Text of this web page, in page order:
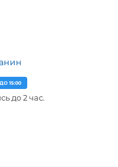
15:00
до 2 час.